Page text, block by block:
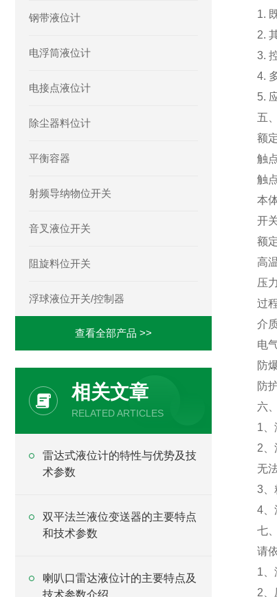
钢带液位计
电浮筒液位计
电接点液位计
除尘器料位计
平衡容器
射频导纳物位开关
音叉液位开关
阻旋料位开关
浮球液位开关/控制器
查看全部产品 >>
相关文章
RELATED ARTICLES
雷达式液位计的特性与优势及技
术参数
双平法兰液位变送器的主要特点
和技术参数
喇叭口雷达液位计的主要特点及
技术参数介绍
1.
2.
3.
4.
5.
五
额
触
触
本
开
额
高
压
过
介
电
防
防
六
1、
2
无
3、
4、
七
请
1
2、